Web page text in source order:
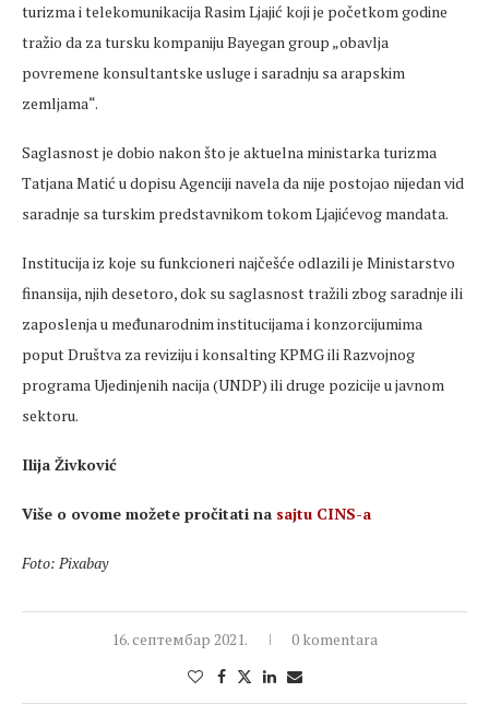
turizma i telekomunikacija Rasim Ljajić koji je početkom godine
tražio da za tursku kompaniju Bayegan group „obavlja
povremene konsultantske usluge i saradnju sa arapskim
zemljama“.
Saglasnost je dobio nakon što je aktuelna ministarka turizma
Tatjana Matić u dopisu Agenciji navela da nije postojao nijedan vid
saradnje sa turskim predstavnikom tokom Ljajićevog mandata.
Institucija iz koje su funkcioneri najčešće odlazili je Ministarstvo
finansija, njih desetoro, dok su saglasnost tražili zbog saradnje ili
zaposlenja u međunarodnim institucijama i konzorcijumima
poput Društva za reviziju i konsalting KPMG ili Razvojnog
programa Ujedinjenih nacija (UNDP) ili druge pozicije u javnom
sektoru.
Ilija Živković
Više o ovome možete pročitati na sajtu CINS-a
Foto: Pixabay
16. септембар 2021. 0 komentara